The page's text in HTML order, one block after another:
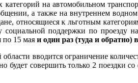
на автомобильном
а также на внутреннем
относящиеся к льготным
поддержки по проезду
по 15 мая и один раз (туда и обратно)
вводится ограничение
совершить только 2 поездки со